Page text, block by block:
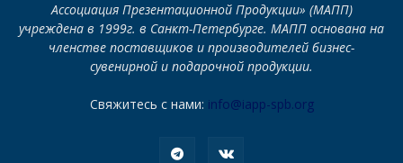
Ассоциация Презентационной Продукции» (МАПП)
учреждена в 1999г. в Санкт-Петербурге. МАПП основана на
членстве поставщиков и производителей бизнес-
сувенирной и подарочной продукции.
Свяжитесь с нами: info@iapp-spb.org